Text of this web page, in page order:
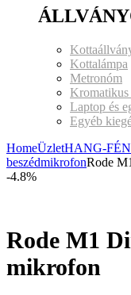
Kottalámpa
Metronóm
Kromatikus
Laptop és
Egyéb
HomeÜzletHANG-
beszédmikrofonRode
-4.8%
Rode M1
mikrofon